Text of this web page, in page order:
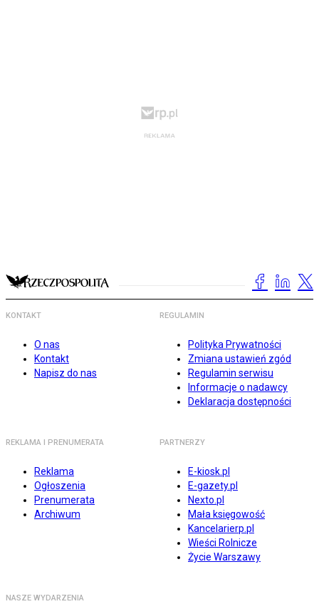
KONTAKT
O nas
Kontakt
Napisz do nas
REGULAMIN
Polityka Prywatności
Zmiana ustawień zgód
Regulamin serwisu
Informacje o nadawcy
Deklaracja dostępności
REKLAMA I PRENUMERATA
Reklama
Ogłoszenia
Prenumerata
Archiwum
PARTNERZY
E-kiosk.pl
E-gazety.pl
Nexto.pl
Mała księgowość
Kancelarierp.pl
Wieści Rolnicze
Życie Warszawy
NASZE WYDARZENIA